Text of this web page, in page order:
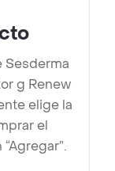
Sesderma
g Renew
elige la
el